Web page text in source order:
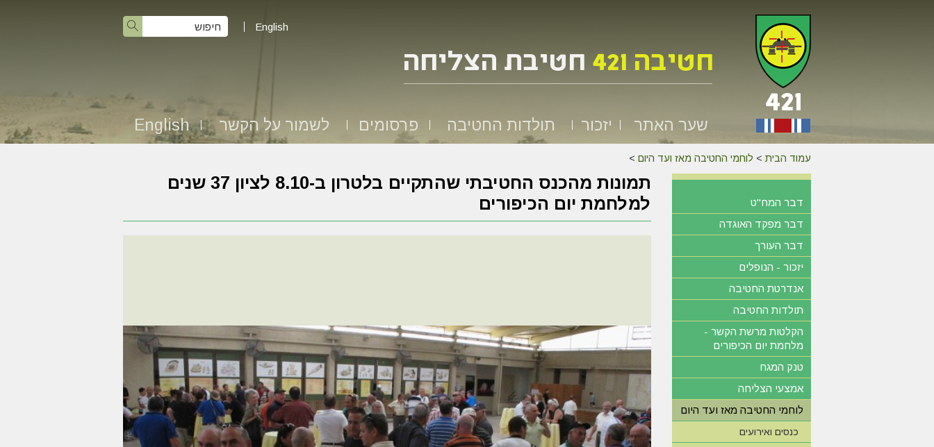
English
שער האתר יזכור תולדות החטיבה פרסומים לשמור על הקשר English
עמוד הבית > לוחמי החטיבה מאז ועד היום >
תמונות מהכנס החטיבתי שהתקיים בלטרון ב-8.10 לציון 37 שנים
למלחמת יום הכיפורים
דבר המח"ט
דבר מפקד האוגדה
דבר העורך
יזכור - הנופלים
אנדרטת החטיבה
תולדות החטיבה
הקלטות מרשת הקשר -
מלחמת יום הכיפורים
טנק המגח
אמצעי הצליחה
לוחמי החטיבה מאז ועד היום
כנסים ואירועים